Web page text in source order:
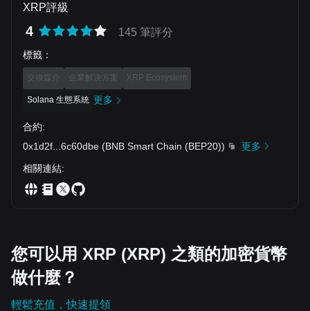
the potential to reach $10+ over the coming years. Protect
capital at the top. Build wealth near the bottom. NFA | DYOR
| Technical Analysis
levels for your buy/sell plan?
XRP評級
4 145 筆評分
標籤 ：
交換媒介 企業解決方案 XRP Ecosystem
Solana 生態系統 更多
合約:
0x1d2f
6c60dbe (BNB Smart Chain (BEP20))
更多
相關連結:
您可以用 XRP (XRP) 之類的加密貨幣
做什麼？
輕鬆充值，快速提領